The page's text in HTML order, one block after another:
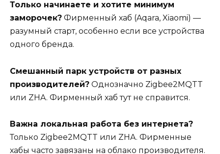
Только начинаете и хотите минимум
заморочек? Фирменный хаб (Aqara, Xiaomi) —
разумный старт, особенно если все устройства
одного бренда.
Смешанный парк устройств от разных
производителей? Однозначно Zigbee2MQTT
или ZHA. Фирменный хаб тут не справится.
Важна локальная работа без интернета?
Только Zigbee2MQTT или ZHA. Фирменные
хабы часто завязаны на облако производителя.